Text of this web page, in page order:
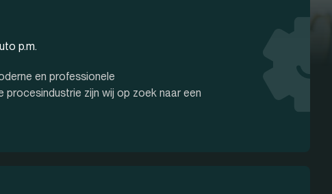
p.m.
en professionele
zijn wij op zoek naar een